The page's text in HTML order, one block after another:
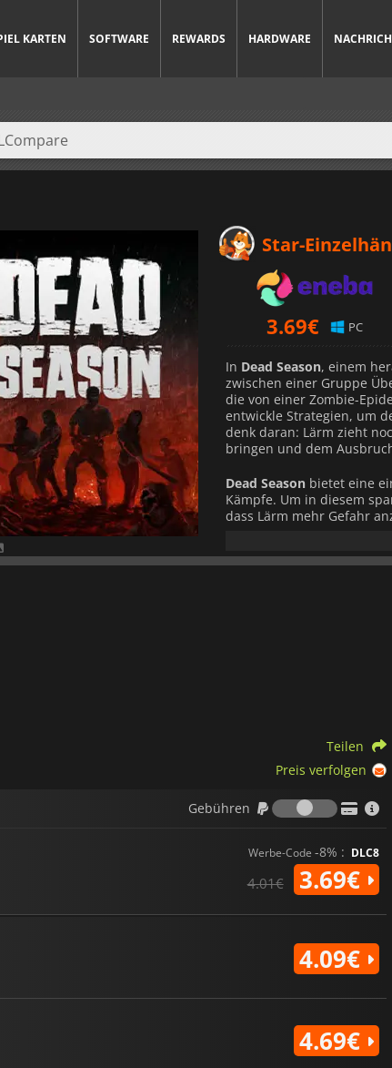
KARTEN SOFTWARE REWARDS HARDWARE
Star-
3.69€ PC
In Dead Season, einem
zwischen einer Gruppe
die von einer Zombie-
entwickle Strategien, um
denk daran: Lärm zieht
bringen und dem
Dead Season bietet eine
Kämpfe. Um in diesem
dass Lärm mehr Gefahr
Umgebungen der
oder die Konsequenzen
Einzelspielerkampagne
tauche durch eine Reihe
Stelle dich einer Vielzahl
herausfordernden
Welt, in der das Leben
Teilen
Preis verfolgen
Gebühren
Werbe-Code -8% : DLC8
4.01€ 3.69€
4.09€
4.69€